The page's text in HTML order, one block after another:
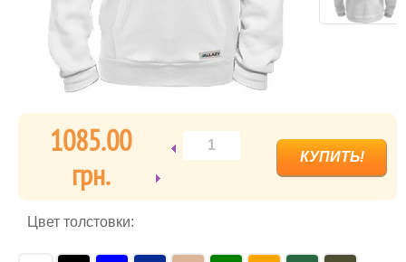
1085.00
грн.
Цвет толстовки: